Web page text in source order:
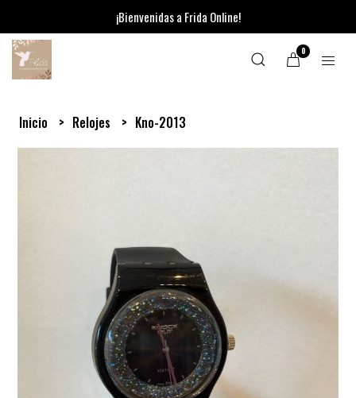
¡Bienvenidas a Frida Online!
0
Inicio Relojes Kno-2013